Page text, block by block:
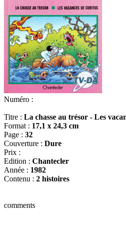
Numéro :
Titre : La chasse au trésor - Les
Format : 17,1 x 24,3 cm
Page : 32
Couverture : Dure
Prix :
Edition : Chantecler
Année : 1982
Contenu : 2 histoires
comments